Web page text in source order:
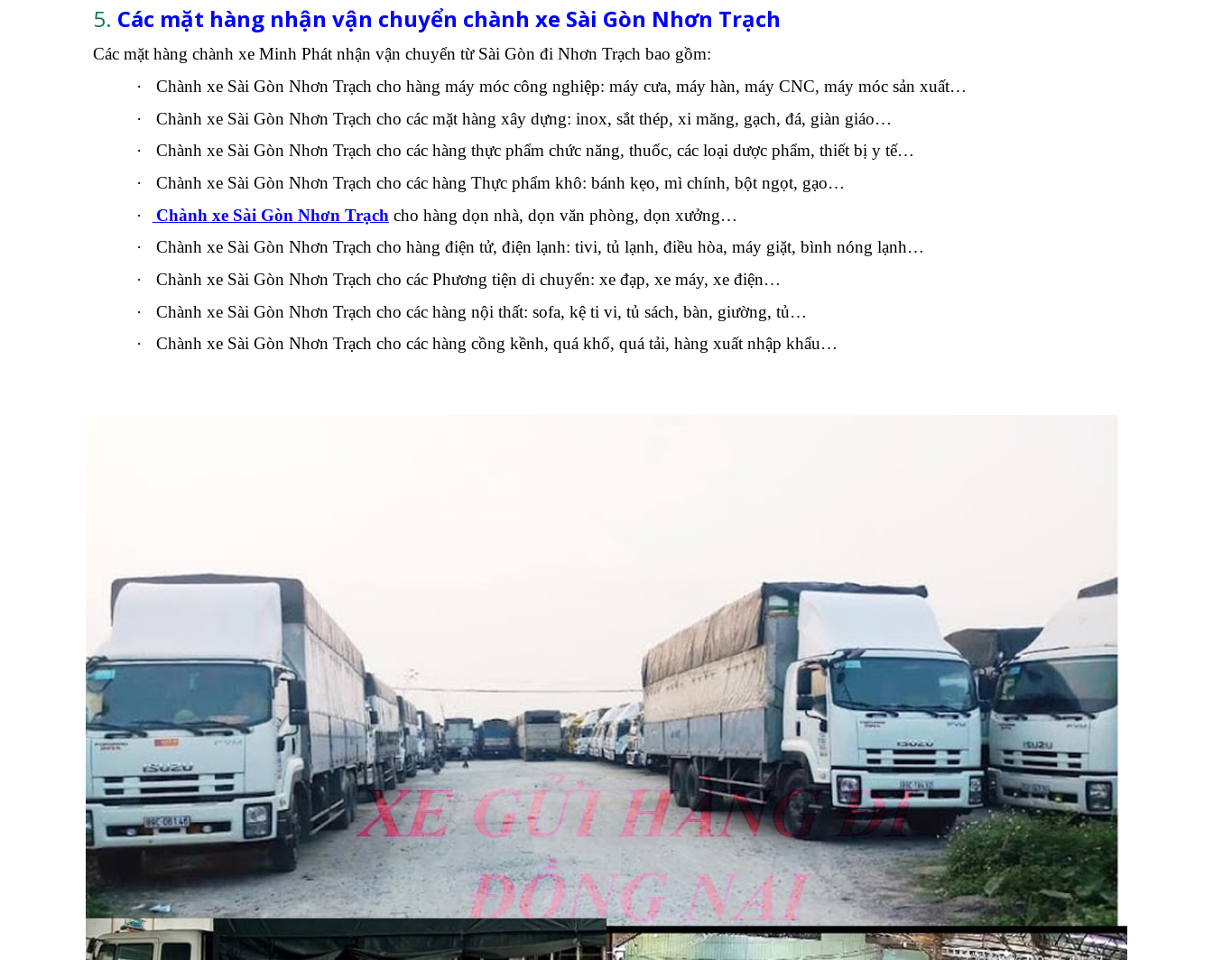
5. Các mặt hàng nhận vận chuyển chành xe Sài Gòn Nhơn Trạch
Các mặt hàng chành xe Minh Phát nhận vận chuyển từ Sài Gòn đi Nhơn Trạch bao gồm:
·
Chành xe Sài Gòn Nhơn Trạch cho hàng máy móc công nghiệp: máy cưa, máy hàn, máy CNC, máy móc sản xuất…
·
Chành xe Sài Gòn Nhơn Trạch cho các mặt hàng xây dựng: inox, sắt thép, xi măng, gạch, đá, giàn giáo…
·
Chành xe Sài Gòn Nhơn Trạch cho các hàng thực phẩm chức năng, thuốc, các loại dược phẩm, thiết bị y tế…
·
Chành xe Sài Gòn Nhơn Trạch cho các hàng Thực phẩm khô: bánh kẹo, mì chính, bột ngọt, gạo…
·
Chành xe Sài Gòn Nhơn Trạch cho hàng dọn nhà, dọn văn phòng, dọn xưởng…
·
Chành xe Sài Gòn Nhơn Trạch cho hàng điện tử, điện lạnh: tivi, tủ lạnh, điều hòa, máy giặt, bình nóng lạnh…
·
Chành xe Sài Gòn Nhơn Trạch cho các Phương tiện di chuyển: xe đạp, xe máy, xe điện…
·
Chành xe Sài Gòn Nhơn Trạch cho các hàng nội thất: sofa, kệ ti vi, tủ sách, bàn, giường, tủ…
·
Chành xe Sài Gòn Nhơn Trạch cho các hàng cồng kềnh, quá khổ, quá tải, hàng xuất nhập khẩu…